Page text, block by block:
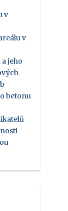
v
v
jeho
betonu